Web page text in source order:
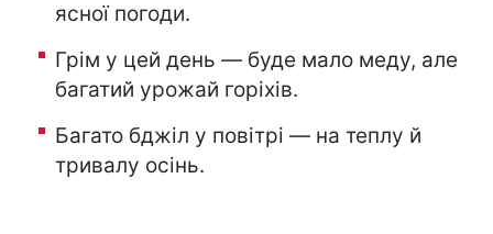
ясної погоди.
Грім у цей день — буде мало меду, але
багатий урожай горіхів.
Багато бджіл у повітрі — на теплу й
тривалу осінь.